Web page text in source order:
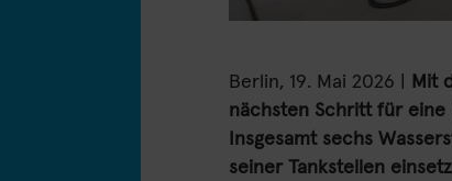
Berlin, 19. Mai 2026 |
Mit
nächsten Schritt für
Insgesamt sechs
seiner Tankstellen